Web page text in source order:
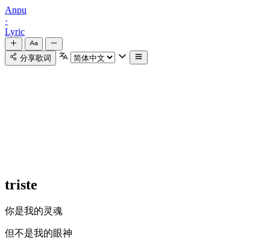
Anpu
·
Lyric
分享歌词
triste
你是我的灵魂
但不是我的眼神